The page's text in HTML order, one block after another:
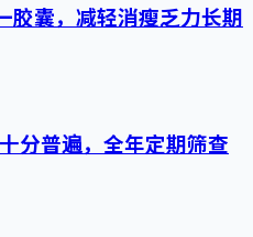
胶囊，减轻消瘦乏力长期
分普遍，全年定期筛查